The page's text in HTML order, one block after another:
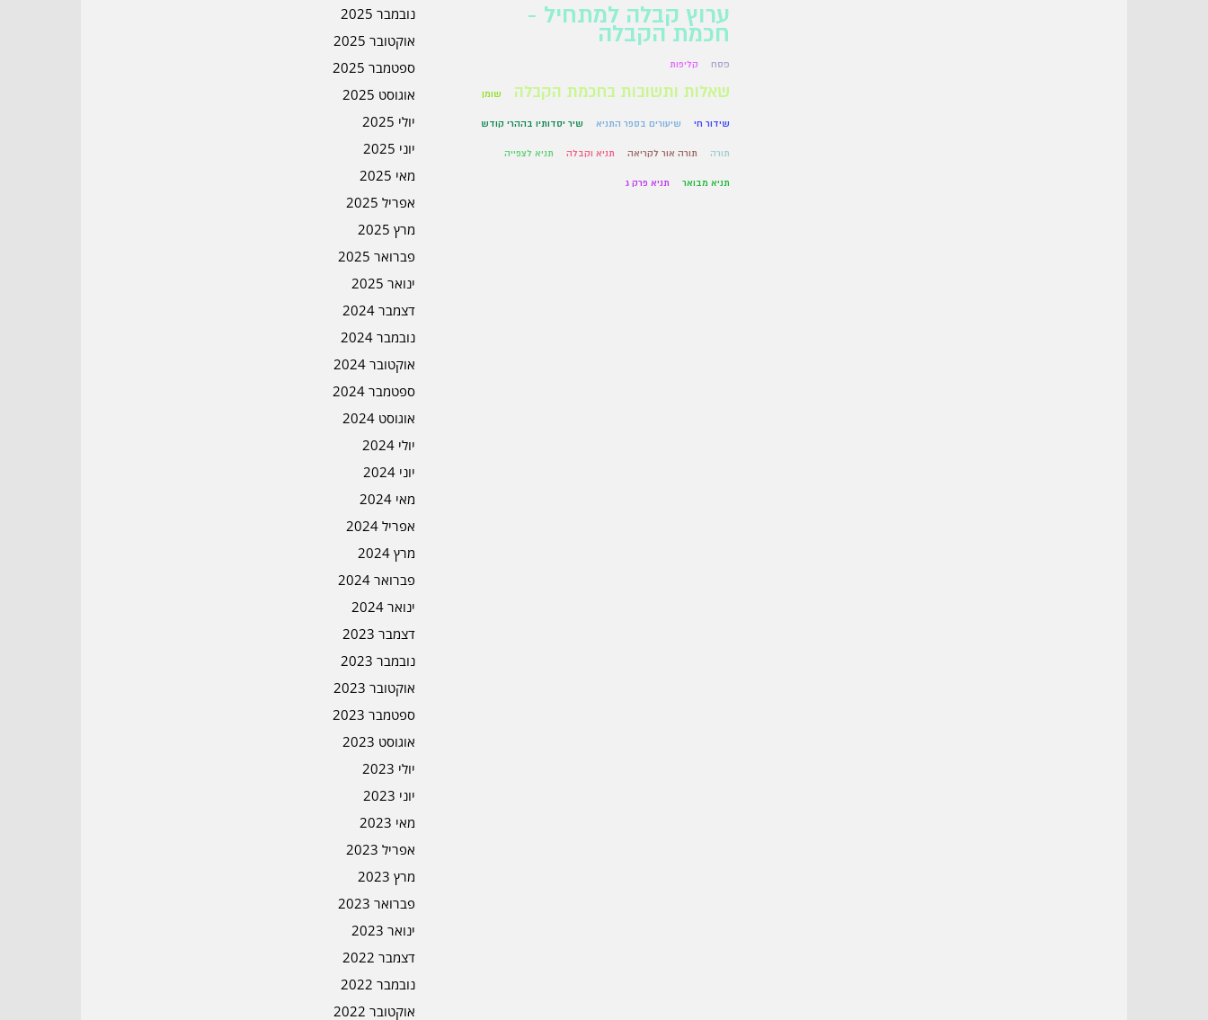
נובמבר 2025
אוקטובר 2025
ספטמבר 2025
אוגוסט 2025
יולי 2025
יוני 2025
מאי 2025
אפריל 2025
מרץ 2025
פברואר 2025
ינואר 2025
דצמבר 2024
נובמבר 2024
אוקטובר 2024
ספטמבר 2024
אוגוסט 2024
יולי 2024
יוני 2024
מאי 2024
אפריל 2024
מרץ 2024
פברואר 2024
ינואר 2024
דצמבר 2023
נובמבר 2023
אוקטובר 2023
ספטמבר 2023
אוגוסט 2023
יולי 2023
יוני 2023
מאי 2023
אפריל 2023
מרץ 2023
פברואר 2023
ינואר 2023
דצמבר 2022
נובמבר 2022
אוקטובר 2022
ערוץ קבלה למתחיל -
חכמת הקבלה
פסח קליפות
שאלות ותשובות בחכמת הקבלה שומן
שידור חי שיעורים בספר התניא שיר יסדותיו בההרי קודש
תורה תורה אור לקריאה תניא וקבלה תניא לצפייה
תניא מבואר תניא פרק ג